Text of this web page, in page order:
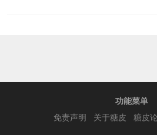
功能菜单
免责声明
关于糖皮 糖皮